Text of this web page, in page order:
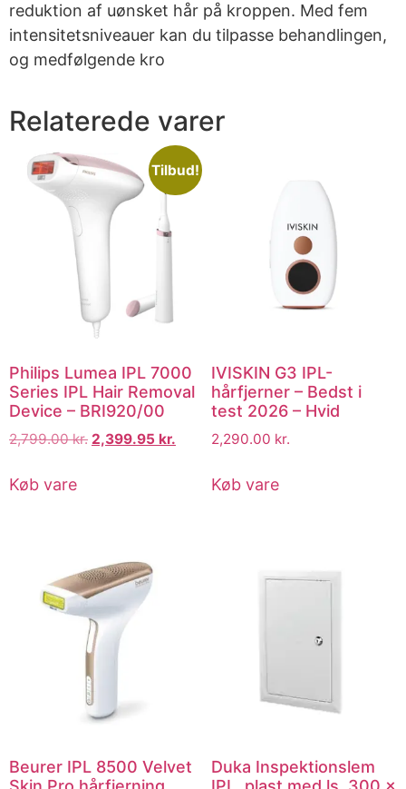
reduktion af uønsket hår på kroppen. Med fem
intensitetsniveauer kan du tilpasse behandlingen,
og medfølgende kro
Relaterede varer
Tilbud!
Philips Lumea IPL 7000
Series IPL Hair Removal
Device – BRI920/00
2,799.00kr. 2,399.95 kr.
Køb vare
IVISKIN G3 IPL-
hårfjerner – Bedst i
test 2026 – Hvid
2,290.00 kr.
Køb vare
Beurer IPL 8500 Velvet
Duka Inspektionslem